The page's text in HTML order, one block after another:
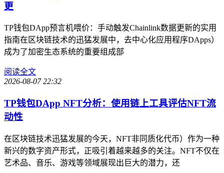
更
TP钱包DApp预言机喂价：手动触发Chainlink数据更新的实用
指南在区块链技术的迅猛发展中，去中心化应用程序DApps）
成为了加密生态系统的重要组成部
阅读全文
2026-08-07 22:32
TP钱包DApp NFT分析：使用链上工具评估NFT流
动性
在区块链技术迅猛发展的今天，NFT非同质化代币）作为一种
新兴的数字资产形式，正吸引着越来越多的关注。NFT不仅在
艺术品、音乐、游戏等领域展现出巨大的潜力，还